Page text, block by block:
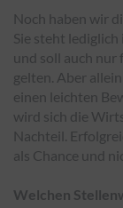
Noch haben wir
Sie steht
und soll auch
gelten. Aber
einen leichten
wird sich die
Nachteil.
als Chance und
Welchen